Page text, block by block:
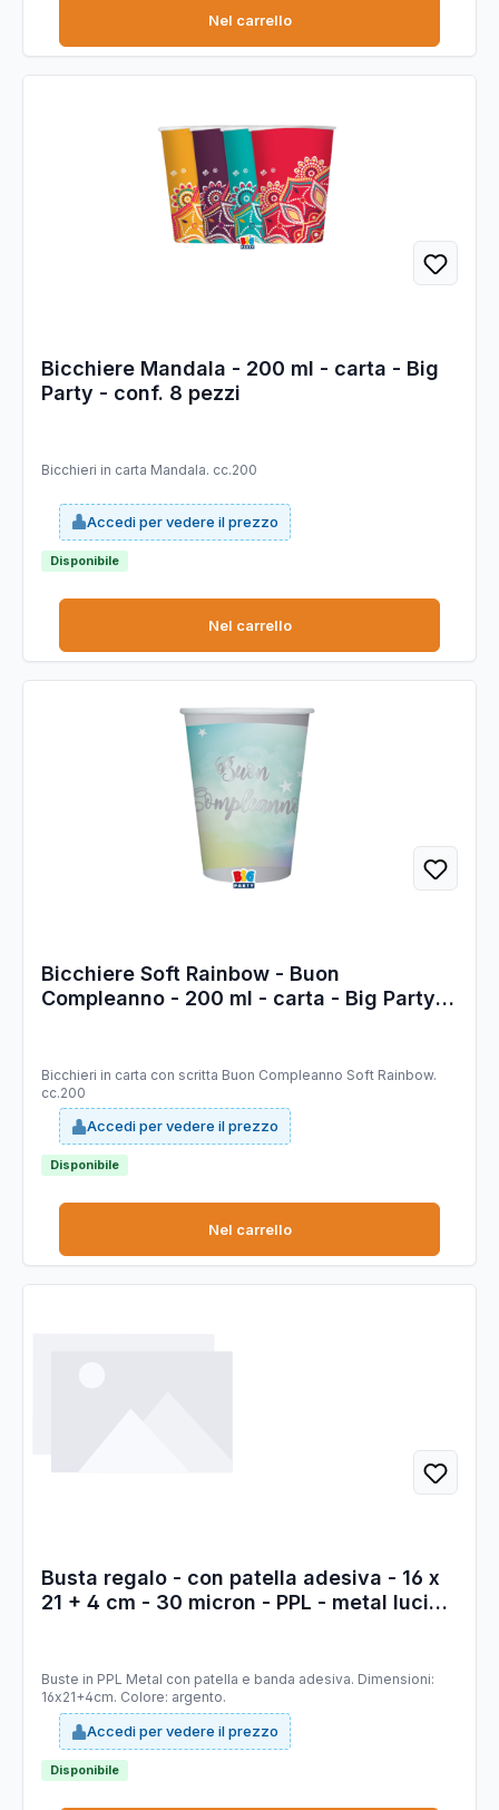
Nel carrello
Bicchiere Mandala - 200 ml - carta - Big
Party - conf. 8 pezzi
Bicchieri in carta Mandala. cc.200
Accedi per vedere il prezzo
Disponibile
Nel carrello
Bicchiere Soft Rainbow - Buon
Compleanno - 200 ml - carta - Big Party -
Bicchieri in carta con scritta Buon Compleanno Soft Rainbow.
cc.200
Accedi per vedere il prezzo
Disponibile
Nel carrello
Busta regalo - con patella adesiva - 16 x
21 + 4 cm - 30 micron - PPL - metal lucido
Buste in PPL Metal con patella e banda adesiva. Dimensioni:
16x21+4cm. Colore: argento.
Accedi per vedere il prezzo
Disponibile